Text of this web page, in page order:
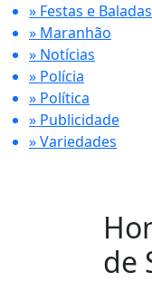
» Festas e Baladas
» Maranhão
» Notícias
» Polícia
» Política
» Publicidade
» Variedades
de